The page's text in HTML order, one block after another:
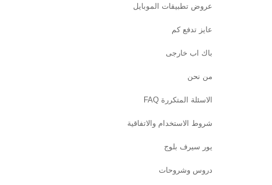
عروض تطبيقات الموبايل
عايز تدفع كم
باك اب خارجى
من نحن
الاسئلة المتكررة FAQ
شروط الاستخدام والاتفاقية
يور سيرف بلوج
دروس وشروحات